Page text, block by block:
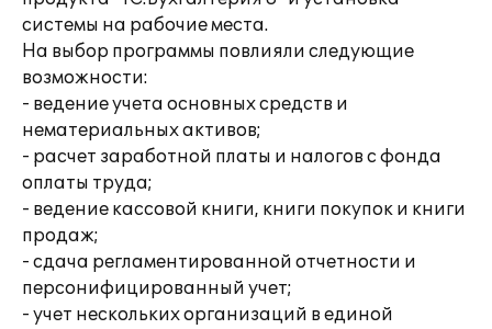
системы на рабочие места.
На выбор программы повлияли следующие
возможности:
- ведение учета основных средств и
нематериальных активов;
- расчет заработной платы и налогов с фонда
оплаты труда;
- ведение кассовой книги, книги покупок и книги
продаж;
- сдача регламентированной отчетности и
персонифицированный учет;
- учет нескольких организаций в единой